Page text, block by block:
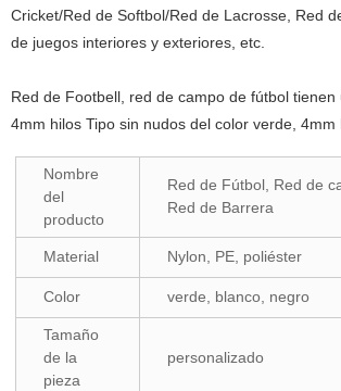
Cricket/Red de Softbol/Red de Lacrosse, Red
de juegos interiores y exteriores, etc.
Red de Footbell, red de campo de fútbol
4mm hilos Tipo sin nudos del color verde,
Nombre
del
producto
Red de Fútbol, Red de
Red de Barrera
Material Nylon, PE, poliéster
Color verde, blanco, negro
Tamaño
de la
pieza
personalizado